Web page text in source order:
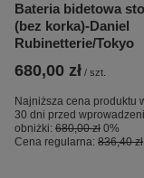
Bateria bidetowa
(bez korka)-Daniel
Rubinetterie/Tokyo
680,00 zł / szt.
Najniższa cena produktu
30 dni przed
obniżki: 680,00 zł 0%
Cena regularna: 836,40 zł